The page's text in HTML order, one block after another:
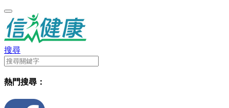
搜尋
熱門搜尋：